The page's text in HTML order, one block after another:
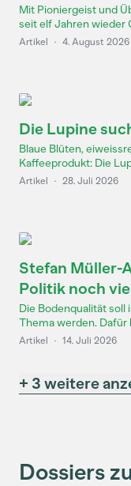
Mit Pioniergeist und
seit elf Jahren wieder
Artikel · 4. August 2026
Die Lupine
Blaue Blüten,
Kaffeeprodukt: Die
Artikel · 28. Juli 2026
Stefan Müller-
Politik noch
Die Bodenqualität
Thema werden. Dafür
Artikel · 14. Juli 2026
+ 3 weitere
Dossiers